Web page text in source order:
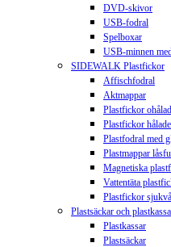
DVD-skivor
USB-fodral
Spelboxar
USB-minnen
SIDEWALK Plastfickor
Affischfodral
Aktmappar
Plastfickor
Plastfickor hålade
Plastfodral med
Plastmappar
Magnetiska
Vattentäta
Plastfickor
Plastsäckar och
Plastkassar
Plastsäckar